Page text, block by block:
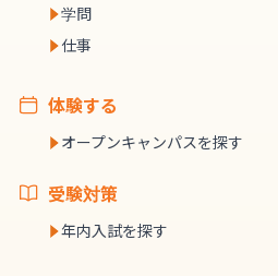
学問
仕事
体験する
オープンキャンパスを探す
受験対策
年内入試を探す